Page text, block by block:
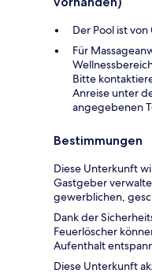
Der Pool ist
Für
Bitte
Anreise unter
angegebenen
Bestimmungen
Diese Unterkunft
Gastgeber
gewerblichen,
Dank der
Feuerlöscher
Aufenthalt
Diese Unterkunft